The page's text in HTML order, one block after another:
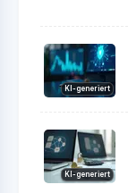
KI-generiert
KI-generiert